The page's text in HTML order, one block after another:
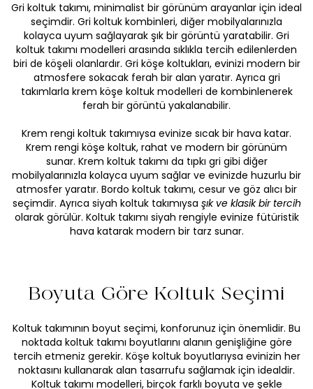
Gri koltuk takımı, minimalist bir görünüm arayanlar için ideal
seçimdir. Gri koltuk kombinleri, diğer mobilyalarınızla
kolayca uyum sağlayarak şık bir görüntü yaratabilir. Gri
koltuk takımı modelleri arasında sıklıkla tercih edilenlerden
biri de köşeli olanlardır. Gri köşe koltukları, evinizi modern bir
atmosfere sokacak ferah bir alan yaratır. Ayrıca gri
takımlarla krem köşe koltuk modelleri de kombinlenerek
ferah bir görüntü yakalanabilir.
Krem rengi koltuk takımıysa evinize sıcak bir hava katar.
Krem rengi köşe koltuk, rahat ve modern bir görünüm
sunar. Krem koltuk takımı da tıpkı gri gibi diğer
mobilyalarınızla kolayca uyum sağlar ve evinizde huzurlu bir
atmosfer yaratır. Bordo koltuk takımı, cesur ve göz alıcı bir
seçimdir. Ayrıca siyah koltuk takımıysa şık ve klasik bir tercih
olarak görülür. Koltuk takımı siyah rengiyle evinize fütüristik
hava katarak modern bir tarz sunar.
Boyuta Göre Koltuk Seçimi
Koltuk takımının boyut seçimi, konforunuz için önemlidir. Bu
noktada koltuk takımı boyutlarını alanın genişliğine göre
tercih etmeniz gerekir. Köşe koltukboyutlarıysa evinizin her
noktasını kullanarak alan tasarrufu sağlamak için idealdir.
Koltuk takımı modelleri, birçok farklı boyuta ve şekle